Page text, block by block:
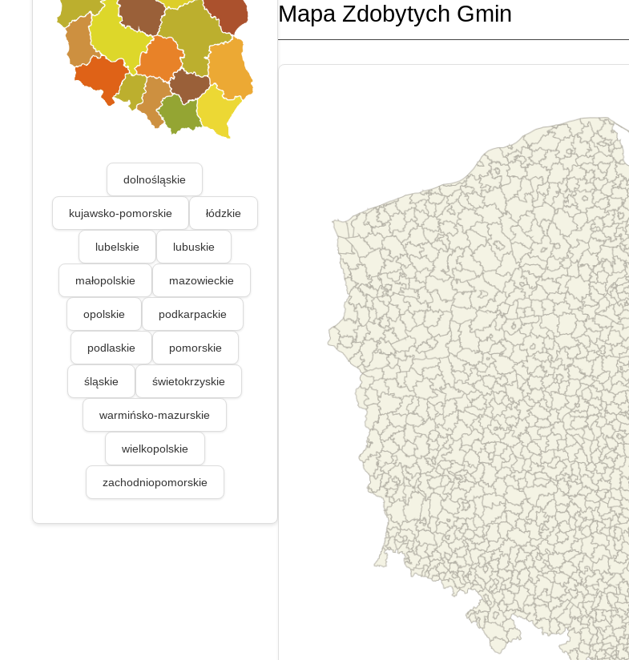
dolnośląskie
kujawsko-pomorskie łódzkie
lubelskie lubuskie
małopolskie mazowieckie
opolskie podkarpackie
podlaskie pomorskie
śląskie świetokrzyskie
warmińsko-mazurskie
wielkopolskie
zachodniopomorskie
Mapa Zdobytych Gmin